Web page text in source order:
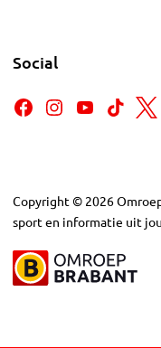
Social
Copyright © 2026
sport en informatie uit